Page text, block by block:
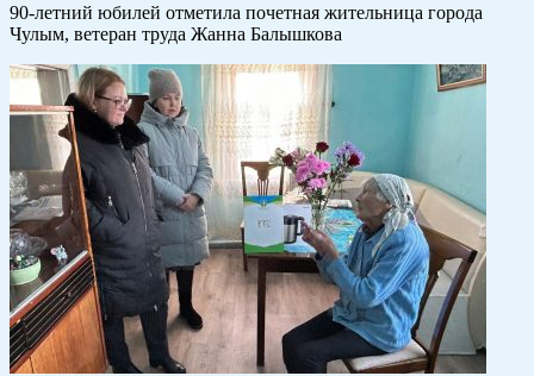
90-летний юбилей отметила почетная жительница города
Чулым, ветеран труда Жанна Балышкова